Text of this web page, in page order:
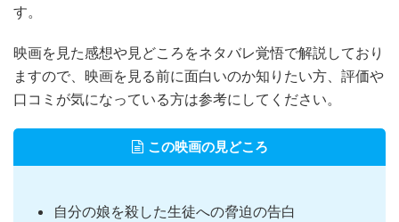
す。
映画を見た感想や見どころをネタバレ覚悟で解説しており
ますので、映画を見る前に面白いのか知りたい方、評価や
口コミが気になっている方は参考にしてください。
この映画の見どころ
自分の娘を殺した生徒への脅迫の告白